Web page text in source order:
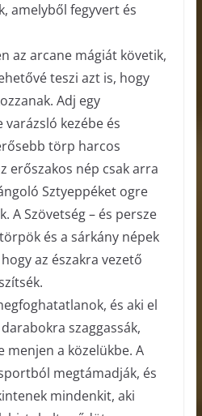
amelyből fegyvert és
az arcane mágiát követik,
teszi azt is, hogy
Adj egy
kezébe és
törp harcos
erőszakos nép csak arra
Sztyeppéket ogre
A Szövetség – és persze
és a sárkány népek
az északra vezető
és aki el
szaggassák,
menjen a közelükbe. A
megtámadják, és
mindenkit, aki